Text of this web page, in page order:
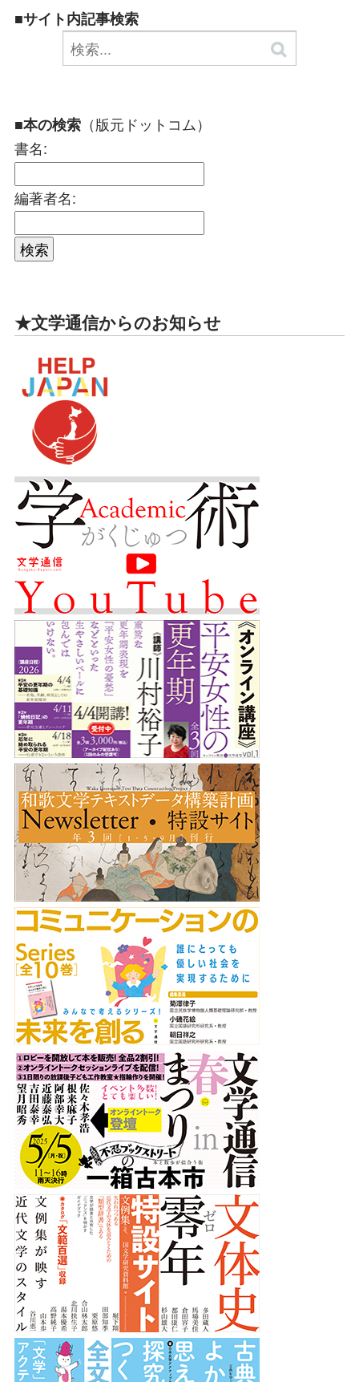
■サイト内記事検索
■本の検索 （版元ドットコム）
書名:
編著者名:
★文学通信からのお知らせ